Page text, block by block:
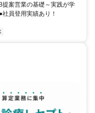
営業の基礎～実践が学
員登用実績あり！